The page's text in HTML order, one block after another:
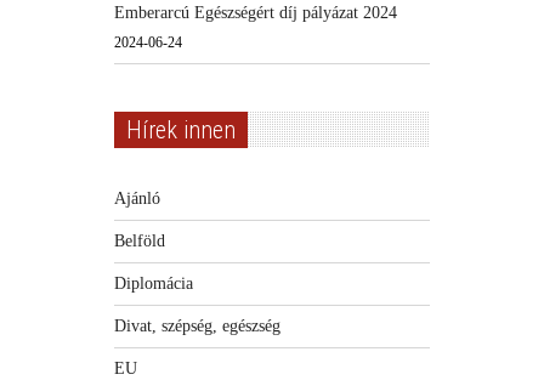
Emberarcú Egészségért díj pályázat 2024
2024-06-24
Hírek innen
Ajánló
Belföld
Diplomácia
Divat, szépség, egészség
EU